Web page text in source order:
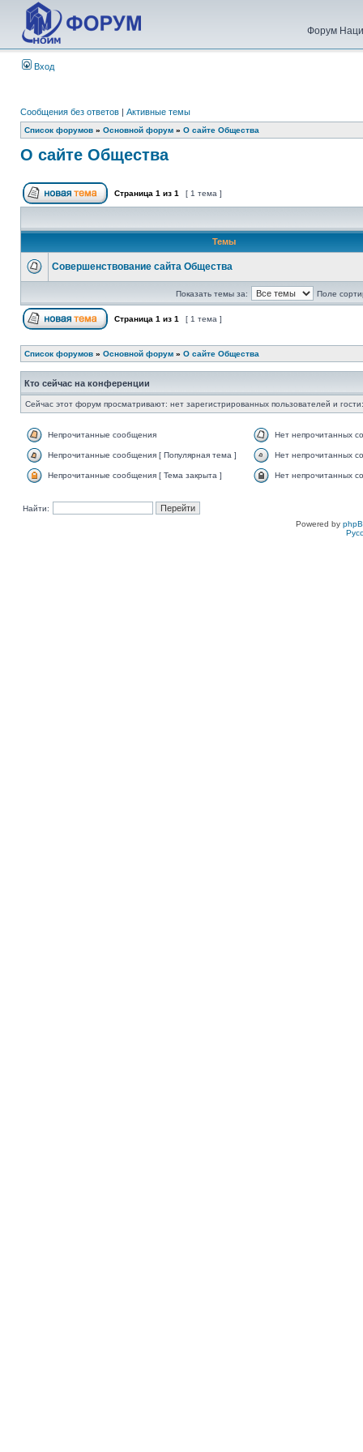
Форум
Вход
Сообщения без ответов | Активные темы
Список форумов » Основной форум » О сайте Общества
О сайте Общества
Страница 1 из 1 [ 1 тема ]
Темы
Совершенствование сайта Общества
Показать темы за: Поле
Страница 1 из 1 [ 1 тема ]
Список форумов » Основной форум » О сайте Общества
Кто сейчас на конференции
Сейчас этот форум просматривают: нет зарегистрированных пользователей и
Непрочитанные сообщения Нет непрочитанных
Непрочитанные сообщения [ Популярная тема ] Нет непрочитанных
Непрочитанные сообщения [ Тема закрыта ] Нет непрочитанных
Найти:
Powered by